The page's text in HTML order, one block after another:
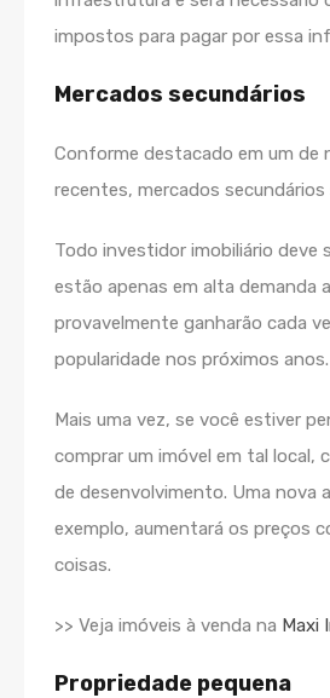
impostos para pagar por essa
Mercados secundários
Conforme destacado em um de
recentes, mercados secundários
Todo investidor imobiliário deve
estão apenas em alta demanda
provavelmente ganharão cada
popularidade nos próximos anos.
Mais uma vez, se você estiver
comprar um imóvel em tal local,
de desenvolvimento. Uma nova
exemplo, aumentará os preços
coisas.
>> Veja imóveis à venda na Maxi
Propriedade pequena